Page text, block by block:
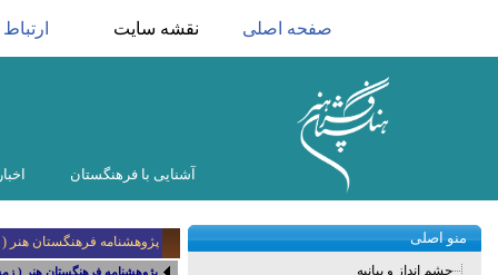
صفحه اصلی نقشه سایت
آشنایی با فرهنگستان اخبار
پژوهشنامه فرهنگستان هنر ( زمستان
پژوهشنامه فرهنگستان هنر ( زمستان 87،
منو اصلی
چشم انداز و بیانیه